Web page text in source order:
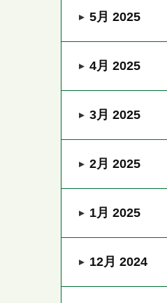
5月 2025
4月 2025
3月 2025
2月 2025
1月 2025
12月 2024